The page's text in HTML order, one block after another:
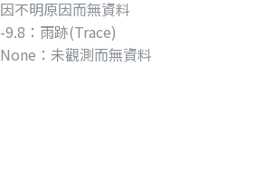
因不明原因而無資料
-9.8：雨跡(Trace)
None：未觀測而無資料